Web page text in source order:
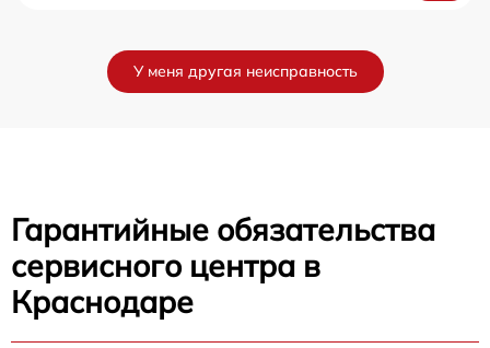
У меня другая неисправность
Гарантийные обязательства
сервисного центра в
Краснодаре